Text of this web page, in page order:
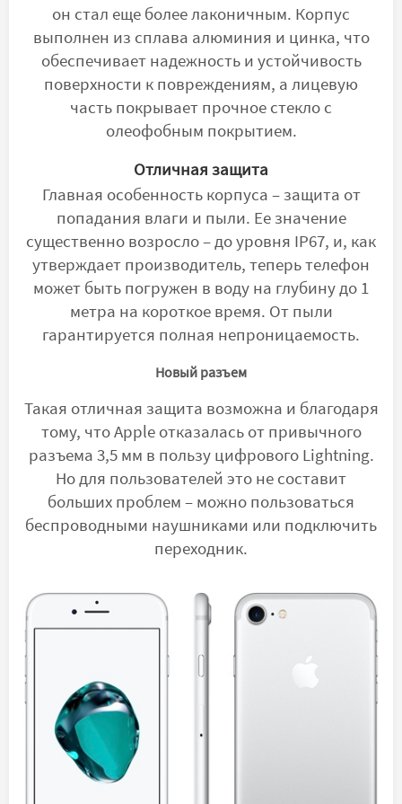
он стал еще более лаконичным. Корпус
выполнен из сплава алюминия и цинка, что
обеспечивает надежность и устойчивость
поверхности к повреждениям, а лицевую
часть покрывает прочное стекло с
олеофобным покрытием.
Отличная защита
Главная особенность корпуса – защита от
попадания влаги и пыли. Ее значение
существенно возросло – до уровня IP67, и, как
утверждает производитель, теперь телефон
может быть погружен в воду на глубину до 1
метра на короткое время. От пыли
гарантируется полная непроницаемость.
Новый разъем
Такая отличная защита возможна и благодаря
тому, что Apple отказалась от привычного
разъема 3,5 мм в пользу цифрового Lightning.
Но для пользователей это не составит
больших проблем – можно пользоваться
беспроводными наушниками или подключить
переходник.